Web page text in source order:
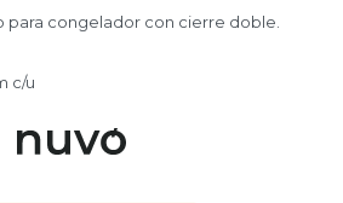
para congelador con cierre doble.
c/u